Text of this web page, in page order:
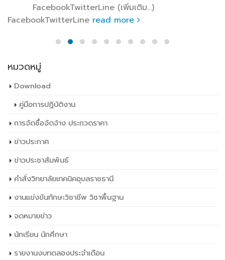
FacebookTwitterLine (เพิ่มเติม…)
FacebookTwitterLine read more
หมวดหมู่
Download
คู่มือการปฏิบัติงาน
การจัดซื้อจัดจ้าง ประกวดราคา
ข่าวประกาศ
ข่าวประชาสัมพันธ์
คำสั่งวิทยาลัยเทคนิคอุบลราชธานี
งานแข่งขันทักษะวิชาชีพ วิชาพื้นฐาน
จดหมายข่าว
นักเรียน นักศึกษา
รายงานงบทดลองประจำเดือน